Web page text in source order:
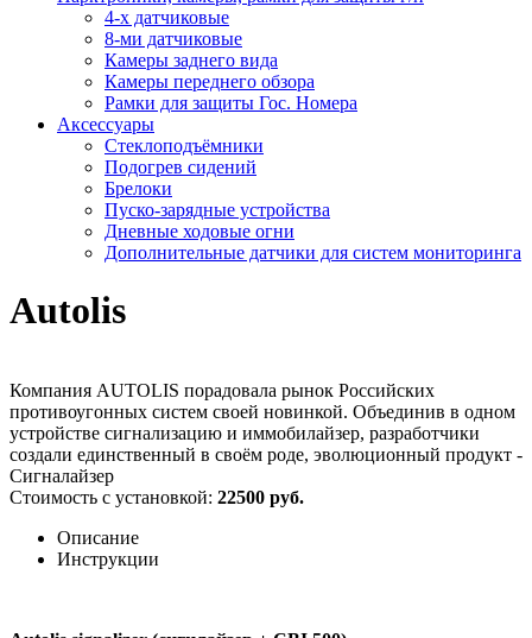
4-х датчиковые
8-ми датчиковые
Камеры заднего вида
Камеры переднего обзора
Рамки для защиты Гос. Номера
Аксессуары
Стеклоподъёмники
Подогрев сидений
Брелоки
Пуско-зарядные устройства
Дневные ходовые огни
Дополнительные датчики для систем мониторинга
Autolis
Компания AUTOLIS порадовала рынок Российских
противоугонных систем своей новинкой. Объединив в одном
устройстве сигнализацию и иммобилайзер, разработчики
создали единственный в своём роде, эволюционный продукт -
Сигналайзер
Стоимость с установкой: 22500 руб.
Описание
Инструкции